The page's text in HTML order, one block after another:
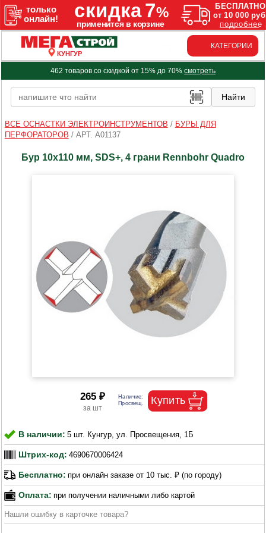
КУНГУР
КАТЕГОРИИ
462 товаров со скидкой от 15% до 70% смотреть
ВСЕ ОСНАСТКИ ЭЛЕКТРОИНСТРУМЕНТОВ / БУРЫ ДЛЯ
ПЕРФОРАТОРОВ / АРТ. A01137
Бур 10х110 мм, SDS+, 4 грани Rennbohr Quadro
265 ₽
В наличии: 5 шт. Кунгур, ул. Просвещения, 1Б
Штрих-код: 4690670006424
Бесплатно: при онлайн заказе от 10 тыс. ₽ (по городу)
Оплата: при получении наличными либо картой
Нашли ошибку в карточке товара?